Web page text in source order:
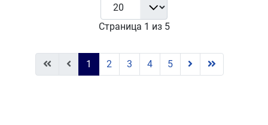
Страница 1 из 5
1 2 3 4 5